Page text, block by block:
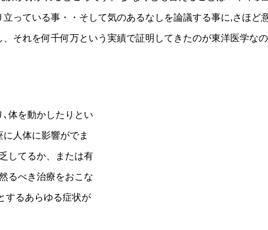
っている事・・そして気のあるなしを論議する事に,さほど
それを何千何万という実績で証明してきたのが東洋医学な
､体を動かしたりとい
人体に影響がでま
してるか、または有
るべき治療をおこな
するあらゆる症状が